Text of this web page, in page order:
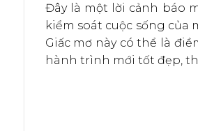
Đây là một lời cảnh báo
kiểm soát cuộc sống của
Giấc mơ này có thể là
hành trình mới tốt đẹp,